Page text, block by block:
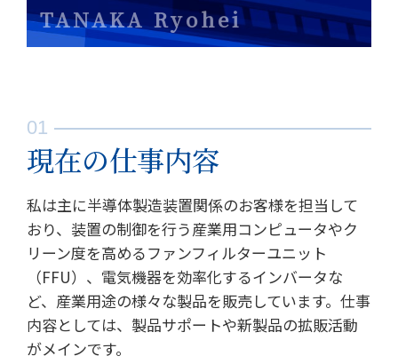
TANAKA Ryohei
現在の仕事内容
私は主に半導体製造装置関係のお客様を担当して
おり、装置の制御を行う産業用コンピュータやク
リーン度を高めるファンフィルターユニット
（FFU）、電気機器を効率化するインバータな
ど、産業用途の様々な製品を販売しています。仕事
内容としては、製品サポートや新製品の拡販活動
がメインです。